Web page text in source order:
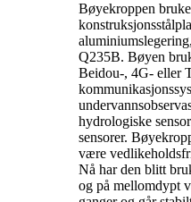
Bøyekroppen
Q235B. Bøyen
Beidou-, 4G- eller
hydrologiske
sensorer.
være
Nå har den blitt
og på mellomdypt